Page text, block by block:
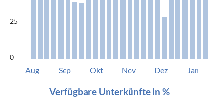
25
0
Aug Sep Okt Nov Dez Jan
Verfügbare Unterkünfte in %